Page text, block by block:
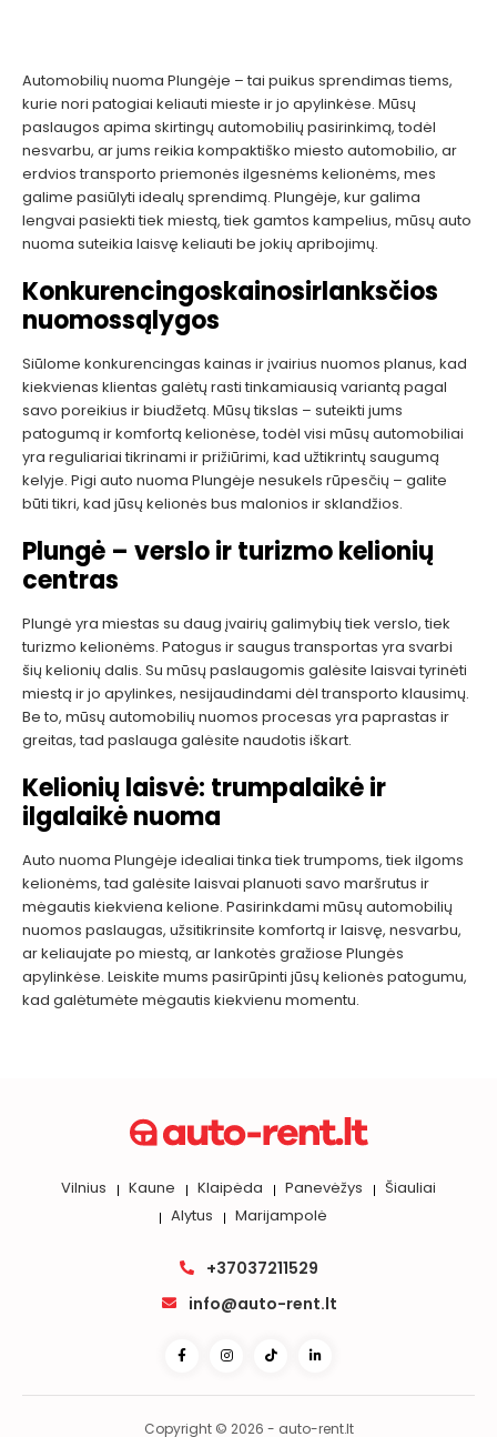
Automobilių nuoma Plungėje – tai puikus sprendimas tiems,
kurie nori patogiai keliauti mieste ir jo apylinkėse. Mūsų
paslaugos apima skirtingų automobilių pasirinkimą, todėl
nesvarbu, ar jums reikia kompaktiško miesto automobilio, ar
erdvios transporto priemonės ilgesnėms kelionėms, mes
galime pasiūlyti idealų sprendimą. Plungėje, kur galima
lengvai pasiekti tiek miestą, tiek gamtos kampelius, mūsų auto
nuoma suteikia laisvę keliauti be jokių apribojimų.
Konkurencingoskainosirlanksčios
nuomossąlygos
Siūlome konkurencingas kainas ir įvairius nuomos planus, kad
kiekvienas klientas galėtų rasti tinkamiausią variantą pagal
savo poreikius ir biudžetą. Mūsų tikslas – suteikti jums
patogumą ir komfortą kelionėse, todėl visi mūsų automobiliai
yra reguliariai tikrinami ir prižiūrimi, kad užtikrintų saugumą
kelyje. Pigi auto nuoma Plungėje nesukels rūpesčių – galite
būti tikri, kad jūsų kelionės bus malonios ir sklandžios.
Plungė – verslo ir turizmo kelionių
centras
Plungė yra miestas su daug įvairių galimybių tiek verslo, tiek
turizmo kelionėms. Patogus ir saugus transportas yra svarbi
šių kelionių dalis. Su mūsų paslaugomis galėsite laisvai tyrinėti
miestą ir jo apylinkes, nesijaudindami dėl transporto klausimų.
Be to, mūsų automobilių nuomos procesas yra paprastas ir
greitas, tad paslauga galėsite naudotis iškart.
Kelionių laisvė: trumpalaikė ir
ilgalaikė nuoma
Auto nuoma Plungėje idealiai tinka tiek trumpoms, tiek ilgoms
kelionėms, tad galėsite laisvai planuoti savo maršrutus ir
mėgautis kiekviena kelione. Pasirinkdami mūsų automobilių
nuomos paslaugas, užsitikrinsite komfortą ir laisvę, nesvarbu,
ar keliaujate po miestą, ar lankotės gražiose Plungės
apylinkėse. Leiskite mums pasirūpinti jūsų kelionės patogumu,
kad galėtumėte mėgautis kiekvienu momentu.
Vilnius Kaune Klaipėda Panevėžys
Šiauliai
Alytus
Marijampolė
+37037211529
info@auto-rent.lt
Copyright © 2026 - auto-rent.lt